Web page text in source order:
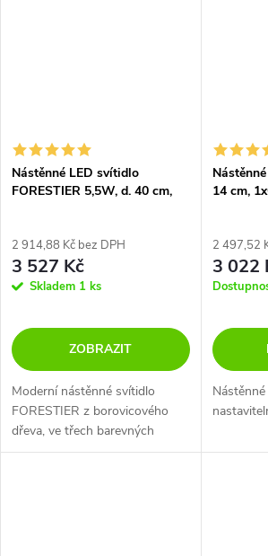
Nástěnné LED svítidlo
FORESTIER 5,5W, d. 40 cm,
2 914,88 Kč bez DPH
3 527 Kč
Skladem 1 ks
ZOBRAZIT
Moderní nástěnné svítidlo
FORESTIER z borovicového
dřeva, ve třech barevných
provedeních.
14 cm,
2 497,52
3 022